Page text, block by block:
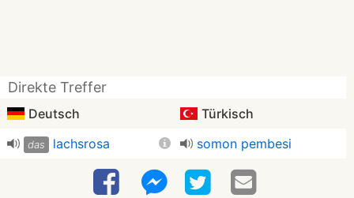
Direkte Treffer
Deutsch Türkisch
das lachsrosa somon pembesi